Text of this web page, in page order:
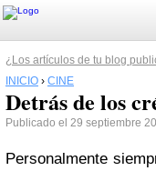
¿Los artículos de tu blog
INICIO › CINE
Detrás de los
Publicado el 29 septiembre
Personalmente